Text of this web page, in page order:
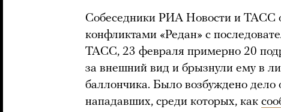
Собеседники РИА Новости и ТАСС
конфликтами «Редан» с
ТАСС, 23 февраля примерно 20
за внешний вид и брызнули ему в
баллончика. Было возбуждено дело
нападавших, среди которых, как